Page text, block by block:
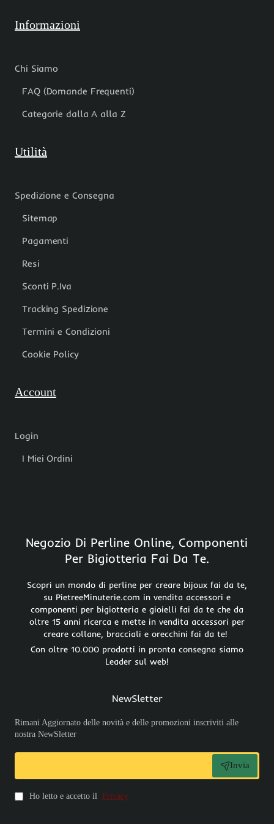
Informazioni
Chi Siamo
FAQ (Domande Frequenti)
Categorie dalla A alla Z
Utilità
Spedizione e Consegna
Sitemap
Pagamenti
Resi
Sconti P.Iva
Tracking Spedizione
Termini e Condizioni
Cookie Policy
Account
Login
I Miei Ordini
Negozio Di Perline Online, Componenti
Per Bigiotteria Fai Da Te.
Scopri un mondo di perline per creare bijoux fai da te,
su PietreeMinuterie.com in vendita accessori e
componenti per bigiotteria e gioielli fai da te che da
oltre 15 anni ricerca e mette in vendita accessori per
creare collane, bracciali e orecchini fai da te!
Con oltre 10.000 prodotti in pronta consegna siamo
Leader sul web!
NewSletter
Rimani Aggiornato delle novità e delle promozioni inscriviti alle
nostra NewSletter
Invia
Ho letto e accetto il Privacy